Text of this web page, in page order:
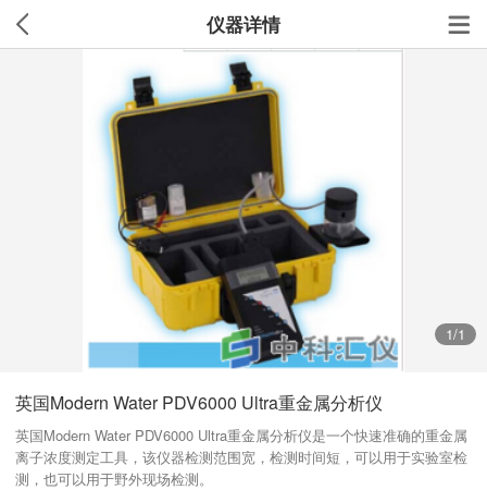
仪器详情
1/1
英国Modern Water PDV6000 Ultra重金属分析仪
英国Modern Water PDV6000 Ultra重金属分析仪是一个快速准确的重金属
离子浓度测定工具，该仪器检测范围宽，检测时间短，可以用于实验室检
测，也可以用于野外现场检测。